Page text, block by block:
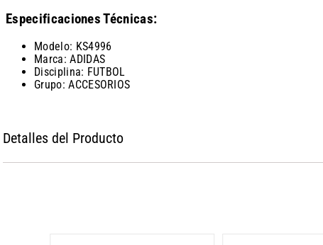
Especificaciones Técnicas:
Modelo: KS4996
Marca: ADIDAS
Disciplina: FUTBOL
Grupo: ACCESORIOS
Detalles del Producto